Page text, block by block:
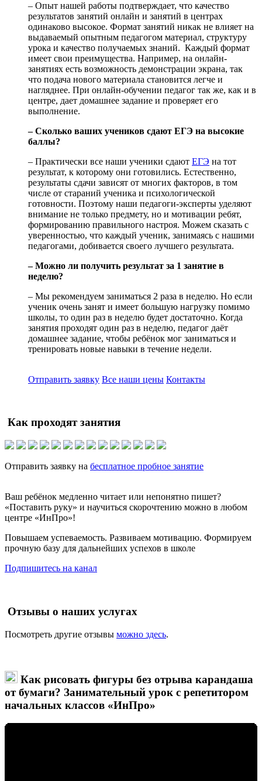
– Опыт нашей работы подтверждает, что качество
результатов занятий онлайн и занятий в центрах
одинаково высокое. Формат занятий никак не влияет на
выдаваемый опытным педагогом материал, структуру
урока и качество получаемых знаний. Каждый формат
имеет свои преимущества. Например, на онлайн-
занятиях есть возможность демонстрации экрана, так
что подача нового материала становится легче и
нагляднее. При онлайн-обучении педагог так же, как и в
центре, дает домашнее задание и проверяет его
выполнение.
– Сколько ваших учеников сдают ЕГЭ на высокие
баллы?
– Практически все наши ученики сдают ЕГЭ на тот
результат, к которому они готовились. Естественно,
результаты сдачи зависят от многих факторов, в том
числе от стараний ученика и психологической
готовности. Поэтому наши педагоги-эксперты уделяют
внимание не только предмету, но и мотивации ребят,
формированию правильного настроя. Можем сказать с
уверенностью, что каждый ученик, занимаясь с нашими
педагогами, добивается своего лучшего результата.
– Можно ли получить результат за 1 занятие в
неделю?
– Мы рекомендуем заниматься 2 раза в неделю. Но если
ученик очень занят и имеет большую нагрузку помимо
школы, то один раз в неделю будет достаточно. Когда
занятия проходят один раз в неделю, педагог даёт
домашнее задание, чтобы ребёнок мог заниматься и
тренировать новые навыки в течение недели.
Отправить заявку Все наши цены Контакты
Как проходят занятия
Отправить заявку на бесплатное пробное занятие
Ваш ребёнок медленно читает или непонятно пишет?
«Поставить руку» и научиться скорочтению можно в любом
центре «ИнПро»!
Повышаем успеваемость. Развиваем мотивацию. Формируем
прочную базу для дальнейших успехов в школе
Подпишитесь на канал
Отзывы о наших услугах
Посмотреть другие отзывы можно здесь.
Как рисовать фигуры без отрыва карандаша
от бумаги? Занимательный урок с репетитором
начальных классов «ИнПро»